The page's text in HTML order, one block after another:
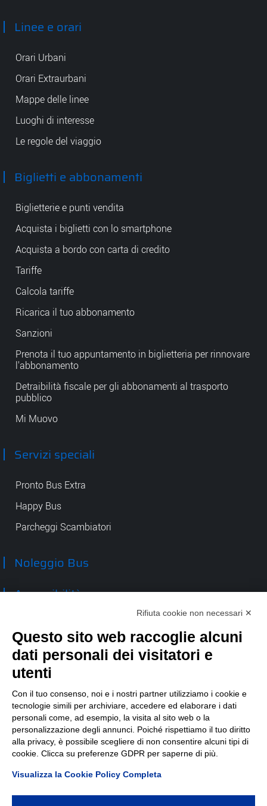
Linee e orari
Orari Urbani
Orari Extraurbani
Mappe delle linee
Luoghi di interesse
Le regole del viaggio
Biglietti e abbonamenti
Biglietterie e punti vendita
Acquista i biglietti con lo smartphone
Acquista a bordo con carta di credito
Tariffe
Calcola tariffe
Ricarica il tuo abbonamento
Sanzioni
Prenota il tuo appuntamento in biglietteria per rinnovare
l'abbonamento
Detraibilità fiscale per gli abbonamenti al trasporto
pubblico
Mi Muovo
Servizi speciali
Pronto Bus Extra
Happy Bus
Parcheggi Scambiatori
Noleggio Bus
Accessibilità
TEP spa
Via Taro 12
43125 Parma
Tel. 0521.2141
E-mail:tep@tep.pr.it
Informazioni :info@tep.pr.it
PEC:tepspa@pec.it
Rifiuta cookie non necessari ✕
Questo sito web raccoglie alcuni
dati personali dei visitatori e
utenti
Con il tuo consenso, noi e i nostri partner utilizziamo i cookie e
tecnologie simili per archiviare, accedere ed elaborare i dati
personali come, ad esempio, la visita al sito web o la
personalizzazione degli annunci. Poiché rispettiamo il tuo diritto
alla privacy, è possibile scegliere di non consentire alcuni tipi di
cookie. Clicca su preferenze GDPR per saperne di più.
Visualizza la Cookie Policy Completa